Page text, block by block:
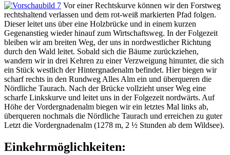
Vor einer Rechtskurve können wir den Forstweg
rechtshaltend verlassen und dem rot-weiß markierten Pfad folgen.
Dieser leitet uns über eine Holzbrücke und in einem kurzen
Gegenanstieg wieder hinauf zum Wirtschaftsweg. In der Folgezeit
bleiben wir am breiten Weg, der uns in nordwestlicher Richtung
durch den Wald leitet. Sobald sich die Bäume zurückziehen,
wandern wir in drei Kehren zu einer Verzweigung hinunter, die sich
ein Stück westlich der Hintergnadenalm befindet. Hier biegen wir
scharf rechts in den Rundweg Alles Alm ein und überqueren die
Nördliche Taurach. Nach der Brücke vollzieht unser Weg eine
scharfe Linkskurve und leitet uns in der Folgezeit nordwärts. Auf
Höhe der Vordergnadenalm biegen wir ein letztes Mal links ab,
überqueren nochmals die Nördliche Taurach und erreichen zu guter
Letzt die Vordergnadenalm (1278 m, 2 ½ Stunden ab dem Wildsee).
Einkehrmöglichkeiten: